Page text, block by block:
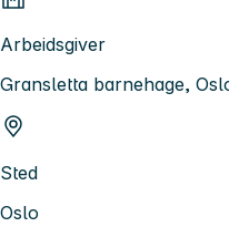
Arbeidsgiver
Gransletta barnehage,
Sted
Oslo